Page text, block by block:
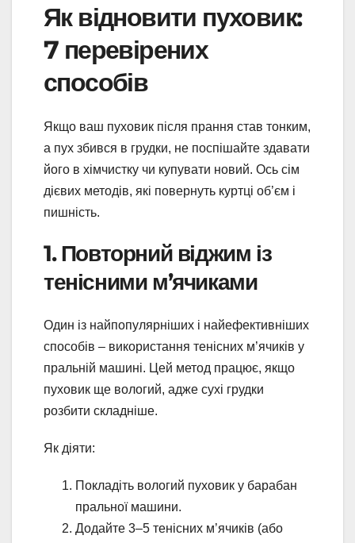
Як відновити пуховик:
7 перевірених
способів
Якщо ваш пуховик після прання став тонким,
а пух збився в грудки, не поспішайте здавати
його в хімчистку чи купувати новий. Ось сім
дієвих методів, які повернуть куртці об’єм і
пишність.
1. Повторний віджим із
тенісними м’ячиками
Один із найпопулярніших і найефективніших
способів – використання тенісних м’ячиків у
пральній машині. Цей метод працює, якщо
пуховик ще вологий, адже сухі грудки
розбити складніше.
Як діяти:
Покладіть вологий пуховик у барабан
пральної машини.
Додайте 3–5 тенісних м’ячиків (або